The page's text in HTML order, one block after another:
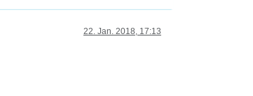
22. Jan. 2018, 17:13